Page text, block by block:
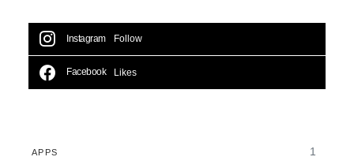
Instagram Follow
Facebook Likes
APPS 1